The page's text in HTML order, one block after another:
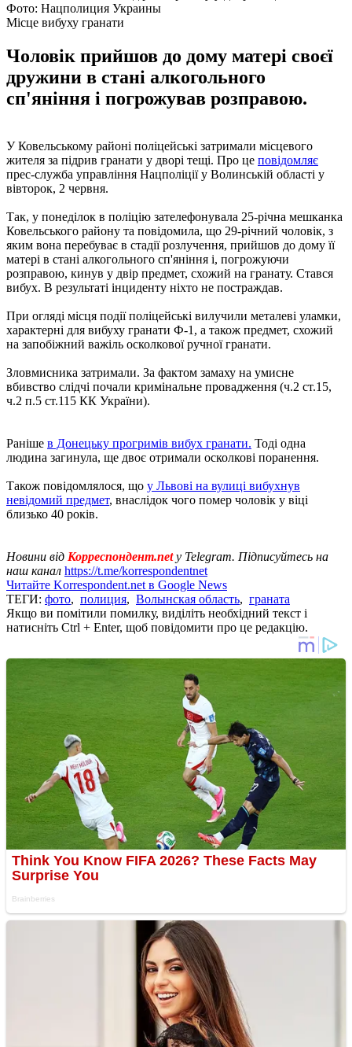
Фото: Нацполиция Украины
Місце вибуху гранати
Чоловік прийшов до дому матері своєї
дружини в стані алкогольного
сп'яніння і погрожував розправою.
У Ковельському районі поліцейські затримали місцевого
жителя за підрив гранати у дворі тещі. Про це повідомляє
прес-служба управління Нацполіції у Волинській області у
вівторок, 2 червня.
Так, у понеділок в поліцію зателефонувала 25-річна мешканка
Ковельського району та повідомила, що 29-річний чоловік, з
яким вона перебуває в стадії розлучення, прийшов до дому її
матері в стані алкогольного сп'яніння і, погрожуючи
розправою, кинув у двір предмет, схожий на гранату. Стався
вибух. В результаті інциденту ніхто не постраждав.
При огляді місця події поліцейські вилучили металеві уламки,
характерні для вибуху гранати Ф-1, а також предмет, схожий
на запобіжний важіль осколкової ручної гранати.
Зловмисника затримали. За фактом замаху на умисне
вбивство слідчі почали кримінальне провадження (ч.2 ст.15,
ч.2 п.5 ст.115 КК України).
Раніше в Донецьку прогримів вибух гранати. Тоді одна
людина загинула, ще двоє отримали осколкові поранення.
Також повідомлялося, що у Львові на вулиці вибухнув
невідомий предмет, внаслідок чого помер чоловік у віці
близько 40 років.
Новини від Корреспондент.net у Telegram. Підписуйтесь на
наш канал https://t.me/korrespondentnet
Читайте Korrespondent.net в Google News
ТЕГИ: фото, полиция, Волынская область, граната
Якщо ви помітили помилку, виділіть необхідний текст і
натисніть Ctrl + Enter, щоб повідомити про це редакцію.